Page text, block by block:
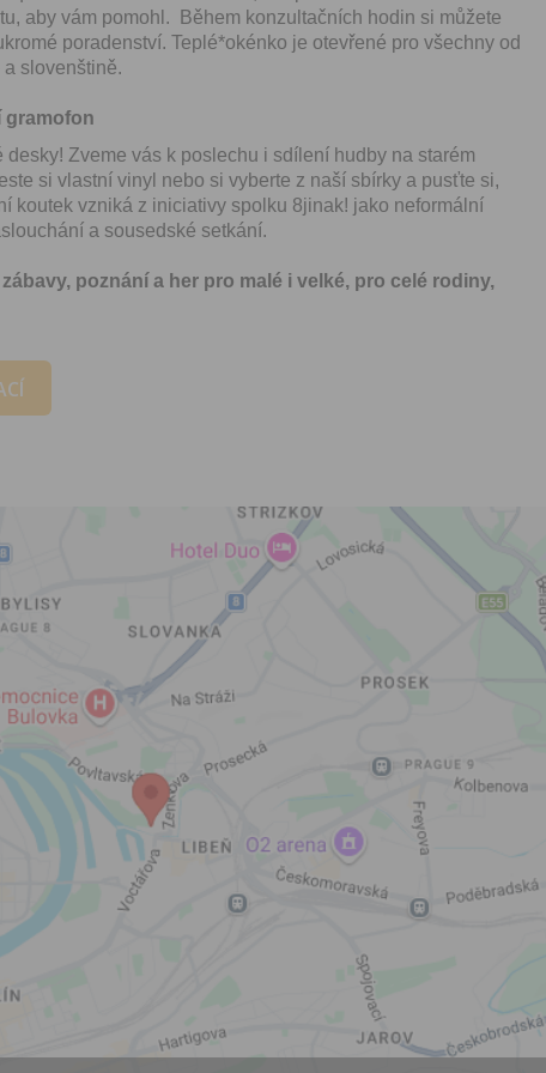
aby vám pomohl. Během konzultačních hodin si můžete
poradenství. Teplé*okénko je otevřené pro všechny od
slovenštině.
gramofon
desky! Zveme vás k poslechu i sdílení hudby na starém
si vlastní vinyl nebo si vyberte z naší sbírky a pusťte si,
koutek vzniká z iniciativy spolku 8jinak! jako neformální
a sousedské setkání.
poznání a her pro malé i velké, pro celé rodiny,
zpracováním osobních
vytvoření Vašeho
nezbytného pro přihlášení
Vašeho souhlasu se
osobních údajů pro tento
emailem newsletter“
Vyplněním a odesláním
formuláře potvrzujete, že
let.
Vyplněním a odesláním
formuláře rovněž
Všeobecné a
a
jejich obsahem.